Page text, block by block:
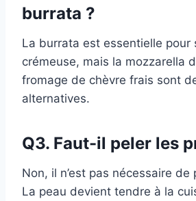
burrata ?
La burrata est essentielle pour
crémeuse, mais la mozzarella
fromage de chèvre frais sont
alternatives.
Q3. Faut-il peler les
Non, il n’est pas nécessaire de
La peau devient tendre à la